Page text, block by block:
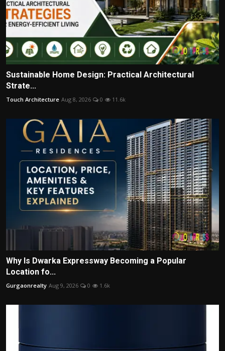
Sustainable Home Design: Practical Architectural
Strate...
Touch Architecture Aug 8, 2026 0 11.6k
Why Is Dwarka Expressway Becoming a Popular
Location fo...
Gurgaonrealty Aug 9, 2026 0 1.6k